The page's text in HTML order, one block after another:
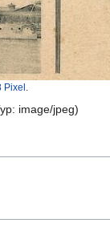
Pixel
image/jpeg)